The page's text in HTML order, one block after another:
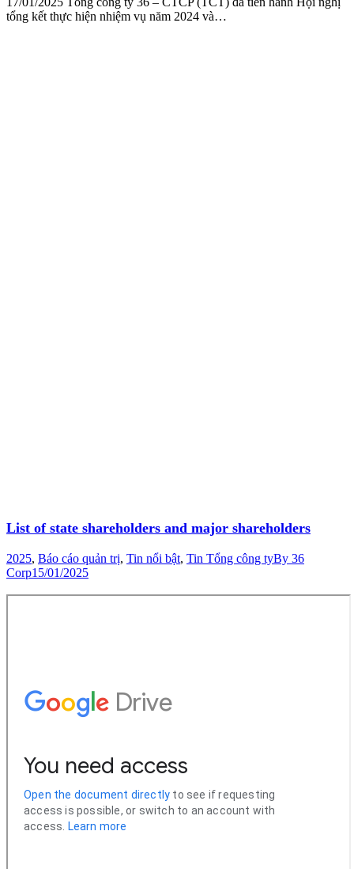
tổng kết thực hiện nhiệm vụ năm 2024 và…
List of state shareholders and major shareholders
2025, Báo cáo quản trị, Tin nổi bật, Tin Tổng công tyBy 36
Corp15/01/2025